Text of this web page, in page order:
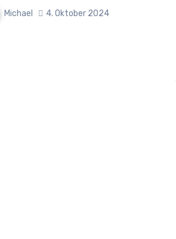
Michael 4. Oktober 2024